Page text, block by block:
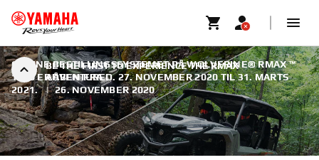
BE THE FIRST TO EXPERIENCE THE RMAX
ADVENTURE!
ONLINE BESTILLINGSSYSTEMET PÅ WOLVERINE® RMAX ™
1000 ER ÅBEN FRA D. 27. NOVEMBER 2020 TIL 31. MARTS
2021. | 26. NOVEMBER 2020